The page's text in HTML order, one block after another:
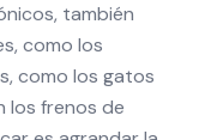
también
como los
como los gatos
los frenos de